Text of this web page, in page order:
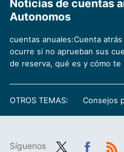
Noticias de cuentas
Autonomos
cuentas anuales:Cuenta
ocurre si no aprueban sus
de reserva, qué es y cómo te
OTROS TEMAS: Consejos
Síguenos